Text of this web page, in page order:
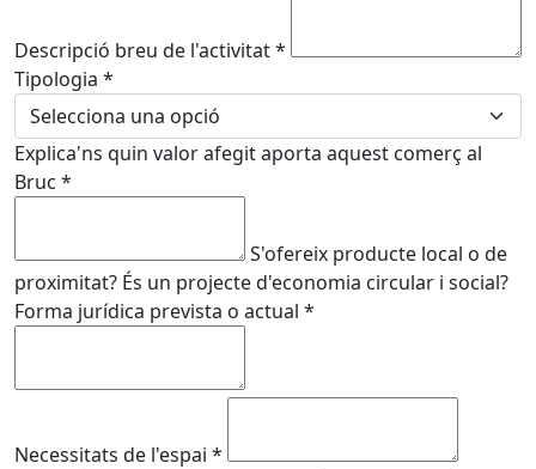
Descripció breu de l'activitat*
Tipologia *
Explica'ns quin valor afegit aporta aquest comerç al
Bruc *
S'ofereix producte local o de
proximitat? És un projecte d'economia circular i social?
Forma jurídica prevista o actual *
Necessitats de l'espai *